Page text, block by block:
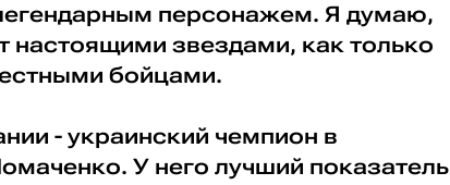
персонажем. Я думаю,
настоящими звездами, как только
бойцами.
- украинский чемпион в
У него лучший показатель